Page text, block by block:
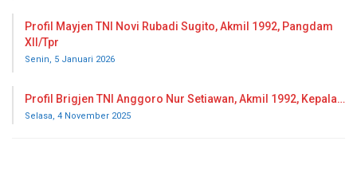
Profil Mayjen TNI Novi Rubadi Sugito, Akmil 1992, Pangdam
XII/Tpr
Senin, 5 Januari 2026
Profil Brigjen TNI Anggoro Nur Setiawan, Akmil 1992, Kepala…
Selasa, 4 November 2025